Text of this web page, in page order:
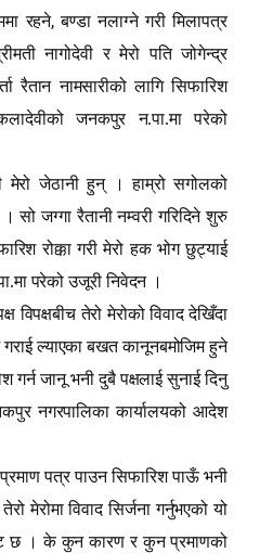
रहने,बण्डा नलाग्ने गरी मिलापत्र
नागोदेवी र मेरो पति जोगेन्द्र
रैतान नामसारीको लागि सिफारिश
जनकपुर न.पा.मा परेको
मेरो जेठानी हुन्
। हाम्रो सगोलको
। सो जग्गा रैतानी नम्वरी गरिदिने शुरु
रोक्का गरी मेरो हक भोग छुट्याई
परेको उजूरी निवेदन ।
विपक्षबीच तेरो मेरोको विवाद देखिँदा
ल्याएका बखत कानूनबमोजिम हुने
गर्न जानू भनी दुबै पक्षलाई सुनाई दिनु
नगरपालिका कार्यालयको आदेश
प्रमाण पत्र पाउन सिफारिश पाऊँ भनी
मेरोमा विवाद सिर्जना गर्नुभएको यो
छ
। के कुन कारण र कुन प्रमाणको